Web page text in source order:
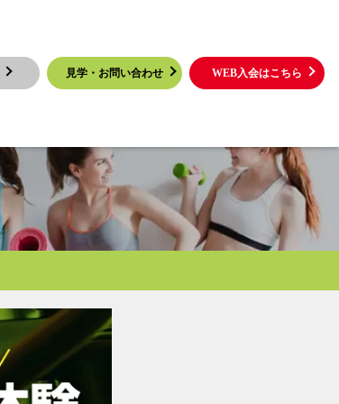
見学・お問い合わせ WEB入会はこちら